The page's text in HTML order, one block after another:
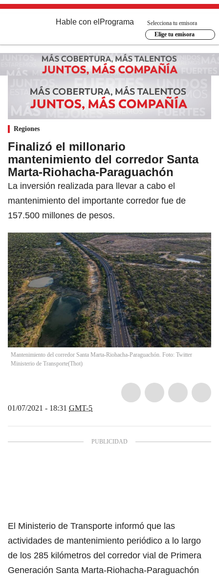
Hable con el Programa
Selecciona tu emisora
Elige tu emisora
Regiones
Finalizó el millonario
mantenimiento del corredor Santa
Marta-Riohacha-Paraguachón
La inversión realizada para llevar a cabo el
mantenimiento del importante corredor fue de
157.500 millones de pesos.
Mantenimiento del corredor Santa Marta-Riohacha-Paraguachón. Foto: Twitter
Ministerio de Transporte(Thot)
01/07/2021 - 18:31 GMT-5
El Ministerio de Transporte informó que las
actividades de mantenimiento periódico a lo largo
de los 285 kilómetros del corredor vial de Primera
Generación Santa Marta-Riohacha-Paraguachón